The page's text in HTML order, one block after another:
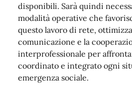
disponibili. Sarà quindi
modalità operative che
questo lavoro di rete,
comunicazione e la
interprofessionale per
coordinato e integrato ogni
emergenza sociale.